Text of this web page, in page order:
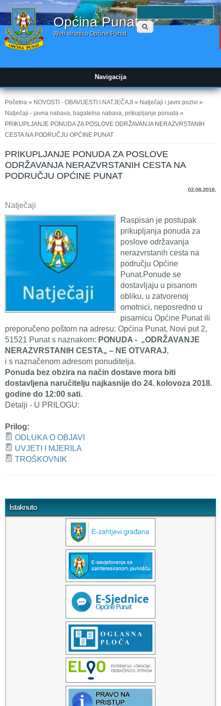
Općina Punat
Web stranica Općine Punat.
pretraživanja
Navigacija
Vi ste ovdje
Početna » NOVOSTI - OBAVIJESTI I NATJEČAJI » Natječaji i javni pozivi »
Natječaji - javna nabava, bagatelna nabava, prikupljanje ponuda »
PRIKUPLJANJE PONUDA ZA POSLOVE ODRŽAVANJA NERAZVRSTANIH
CESTA NA PODRUČJU OPĆINE PUNAT
PRIKUPLJANJE PONUDA ZA POSLOVE
ODRŽAVANJA NERAZVRSTANIH CESTA NA
PODRUČJU OPĆINE PUNAT
02.08.2018.
Natječaji
Raspisan je postupak
prikupljanja ponuda za
poslove održavanja
nerazvrstanih cesta na
području Općine
Punat.Ponude se
dostavljaju u pisanom
obliku, u zatvorenoj
omotnici, neposredno u
pisarnicu Općine Punat ili
preporučeno poštom na adresu: Općina Punat, Novi put 2,
51521 Punat s naznakom: PONUDA - „ODRŽAVANJE
NERAZVRSTANIH CESTA„ – NE OTVARAJ,
i s naznačenom adresom ponuditelja.
Ponuda bez obzira na način dostave mora biti
dostavljena naručitelju najkasnije do 24. kolovoza 2018.
godine do 12:00 sati.
Detalji - U PRILOGU:
Prilog:
ODLUKA O OBJAVI
UVJETI I MJERILA
TROŠKOVNIK
Istaknuto